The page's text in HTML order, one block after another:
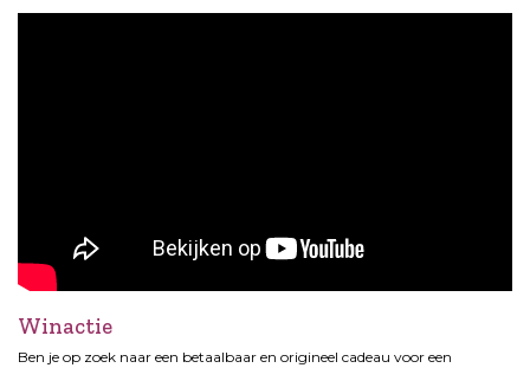
Winactie
Ben je op zoek naar een betaalbaar en origineel cadeau voor een